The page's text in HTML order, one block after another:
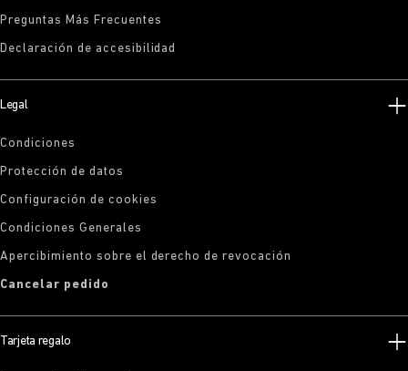
Preguntas Más Frecuentes
Declaración de accesibilidad
Legal
Condiciones
Protección de datos
Configuración de cookies
Condiciones Generales
Apercibimiento sobre el derecho de revocación
Cancelar pedido
Tarjeta regalo